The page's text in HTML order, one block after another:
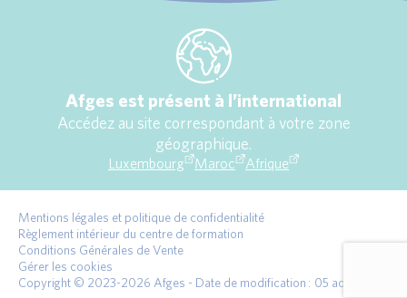
Afges est présent à l’international
Accédez au site correspondant à votre zone
géographique.
Luxembourg Maroc Afrique
Mentions légales et politique de confidentialité
Règlement intérieur du centre de formation
Conditions Générales de Vente
Gérer les cookies
Copyright © 2023-2026 Afges - Date de modification : 05 août 2026